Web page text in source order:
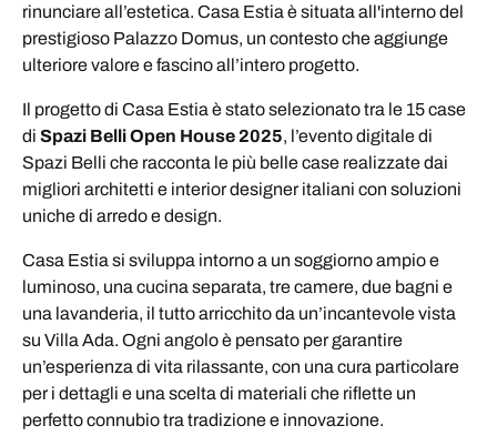
rinunciare all’estetica. Casa Estia è situata all'interno del
prestigioso Palazzo Domus, un contesto che aggiunge
ulteriore valore e fascino all’intero progetto.
Il progetto di Casa Estia è stato selezionato tra le 15 case
di Spazi Belli Open House 2025, l’evento digitale di
Spazi Belli che racconta le più belle case realizzate dai
migliori architetti e interior designer italiani con soluzioni
uniche di arredo e design.
Casa Estia si sviluppa intorno a un soggiorno ampio e
luminoso, una cucina separata, tre camere, due bagni e
una lavanderia, il tutto arricchito da un’incantevole vista
su Villa Ada. Ogni angolo è pensato per garantire
un’esperienza di vita rilassante, con una cura particolare
per i dettagli e una scelta di materiali che riflette un
perfetto connubio tra tradizione e innovazione.